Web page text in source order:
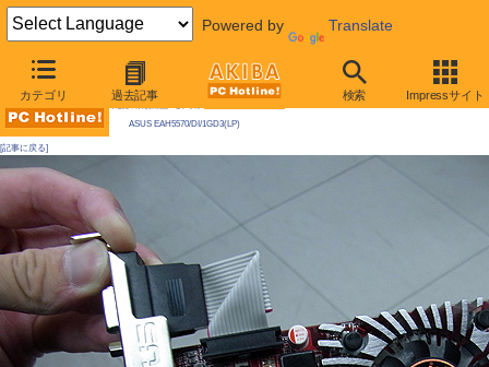
Powered by Translate
カテゴリ 過去記事 検索 Impressサイト
AKIBA PC Hotline! 2010年2月27日号
ASUS EAH5570/DI/1GD3(LP)
[記事に戻る]